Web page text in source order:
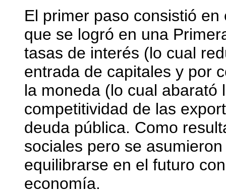
El primer paso consistió
que se logró en una
tasas de interés (lo cual
entrada de capitales y por
la moneda (lo cual abarató
competitividad de las
deuda pública. Como
sociales pero se
equilibrarse en el futuro
economía.